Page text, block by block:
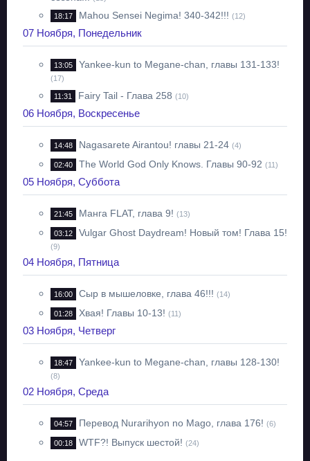
18:17 Mahou Sensei Negima! 340-342!!! (12)
07 Ноября, Понедельник
13:05 Yankee-kun to Megane-chan, главы 131-133!
(17)
11:31 Fairy Tail - Глава 258 (10)
06 Ноября, Воскресенье
14:48 Nagasarete Airantou! главы 21-24 (4)
02:40 The World God Only Knows. Главы 90-92 (11)
05 Ноября, Суббота
21:45 Манга FLAT, глава 9! (13)
03:12 Vulgar Ghost Daydream! Новый том! Глава 15!
(9)
04 Ноября, Пятница
16:00 Сыр в мышеловке, глава 46!!! (14)
01:28 Хвая! Главы 10-13! (11)
03 Ноября, Четверг
18:47 Yankee-kun to Megane-chan, главы 128-130!
(8)
02 Ноября, Среда
04:57 Перевод Nurarihyon no Mago, глава 176! (6)
00:18 WTF?! Выпуск шестой! (24)